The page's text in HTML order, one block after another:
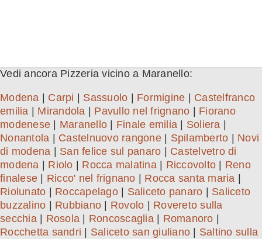
Vedi ancora Pizzeria vicino a Maranello:
Modena Carpi Sassuolo Formigine
Castelfranco
emilia
Mirandola Pavullo nel frignano
Fiorano
modenese
Maranello Finale emilia Soliera
Nonantola
Castelnuovo rangone| Spilamberto
Novi
di modena
San felice sul panaro
Castelvetro di
modena
Riolo Rocca malatina| Riccovolto
Reno
finalese
Ricco' nel frignano Rocca santa maria
Riolunato
Roccapelago| Saliceto panaro
Saliceto
buzzalino
Rubbiano Rovolo
Rovereto sulla
secchia| Rosola Roncoscaglia| Romanoro
Rocchetta sandri
Saliceto san giuliano
Saltino sulla